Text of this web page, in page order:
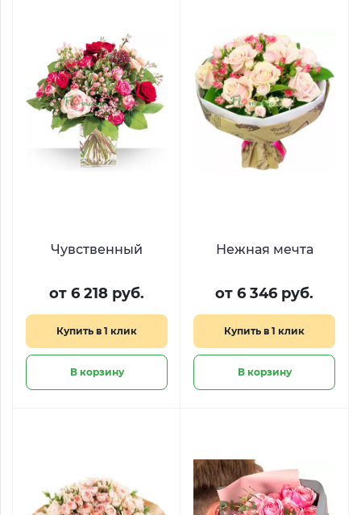
Чувственный
от 6 218 руб.
Купить в 1 клик
В корзину
Нежная мечта
от 6 346 руб.
Купить в 1 клик
В корзину